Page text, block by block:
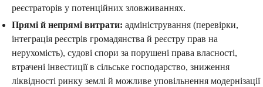
реєстраторів у потенційних зловживаннях.
Прямі й непрямі витрати: адміністрування (перевірки,
інтеграція реєстрів громадянства й реєстру прав на
нерухомість), судові спори за порушені права власності,
втрачені інвестиції в сільське господарство, зниження
ліквідності ринку землі й можливе уповільнення модернізації